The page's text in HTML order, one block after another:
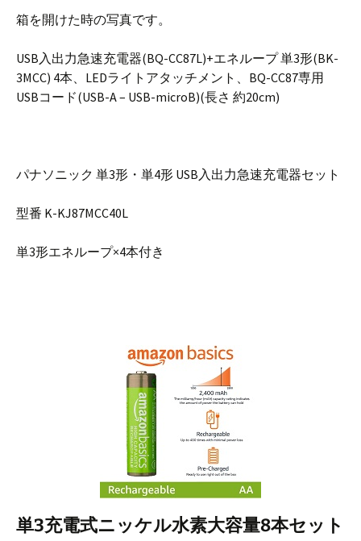
箱を開けた時の写真です。
USB入出力急速充電器(BQ-CC87L)+エネループ 単3形(BK-
3MCC) 4本、LEDライトアタッチメント、BQ-CC87専用
USBコード(USB-A – USB-microB)(長さ 約20cm)
パナソニック 単3形・単4形 USB入出力急速充電器セット
型番 K-KJ87MCC40L
単3形エネループ×4本付き
単3充電式ニッケル水素大容量8本セット